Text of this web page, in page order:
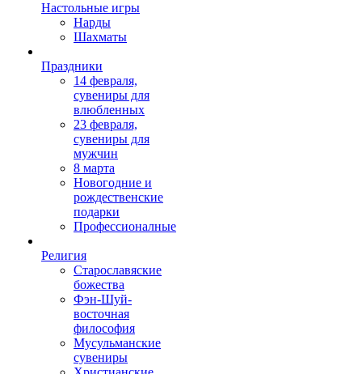
Настольные игры
Нарды
Шахматы
Праздники
14 февраля,
сувениры для
влюбленных
23 февраля,
сувениры для
мужчин
8 марта
Новогодние и
рождественские
подарки
Профессионалные
Религия
Старославяские
божества
Фэн-Шуй-
восточная
философия
Мусульманские
сувениры